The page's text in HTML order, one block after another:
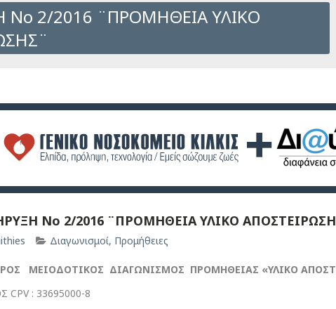
Νο 2/2016 ¨ΠΡΟΜΗΘΕΙΑ ΥΛΙΚΟ
Νο 2/2016 ¨ΠΡΟΜΗΘΕΙΑ ΥΛΙΚΟ
Διαγωνισμοί, Προμήθειες
ΜΕΙΟΔΟΤΙΚΟΣ ΔΙΑΓΩΝΙΣΜΟΣ ΠΡΟΜΗΘΕΙΑΣ «ΥΛΙΚΟ
CPV : 33695000-8